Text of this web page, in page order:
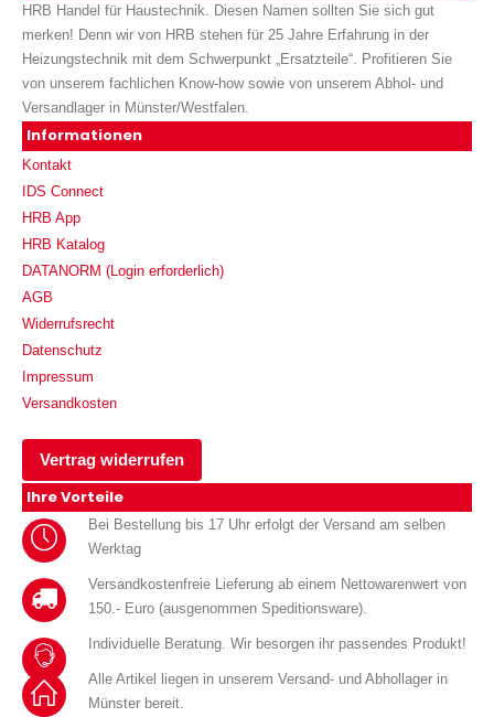
HRB Handel für Haustechnik. Diesen Namen sollten Sie sich gut
merken! Denn wir von HRB stehen für 25 Jahre Erfahrung in der
Heizungstechnik mit dem Schwerpunkt „Ersatzteile“. Profitieren Sie
von unserem fachlichen Know-how sowie von unserem Abhol- und
Versandlager in Münster/Westfalen.
Informationen
Kontakt
IDS Connect
HRB App
HRB Katalog
DATANORM (Login erforderlich)
AGB
Widerrufsrecht
Datenschutz
Impressum
Versandkosten
Vertrag widerrufen
Ihre Vorteile
Bei Bestellung bis 17 Uhr erfolgt der Versand am selben
Werktag
Versandkostenfreie Lieferung ab einem Nettowarenwert von
150.- Euro (ausgenommen Speditionsware).
Individuelle Beratung. Wir besorgen ihr passendes Produkt!
Alle Artikel liegen in unserem Versand- und Abhollager in
Münster bereit.